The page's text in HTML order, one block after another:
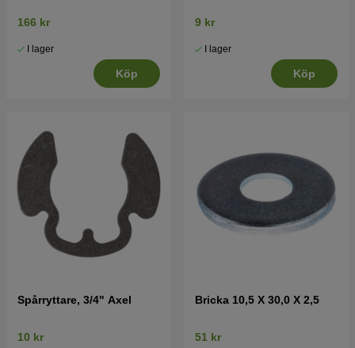
166 kr
I lager
Köp
9 kr
I lager
Köp
Spårryttare, 3/4" Axel
10 kr
Bricka 10,5 X 30,0 X 2,5
51 kr